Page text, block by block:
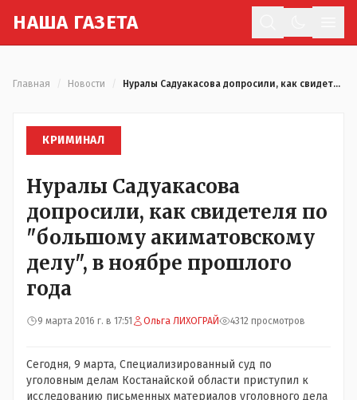
НАША ГАЗЕТА
Главная Новости Нуралы Садуакасова допросили, как свидетеля по "большому акиматовскому делу", в ноябре прошлого года
КРИМИНАЛ
Нуралы Садуакасова
допросили, как свидетеля по
"большому акиматовскому
делу", в ноябре прошлого
года
9 марта 2016 г. в 17:51 Ольга ЛИХОГРАЙ 4312 просмотров
Сегодня, 9 марта, Специализированный суд по
уголовным делам Костанайской области приступил к
исследованию письменных материалов уголовного дела